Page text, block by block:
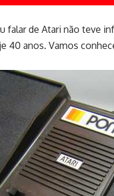
falar de Atari não teve
40 anos. Vamos